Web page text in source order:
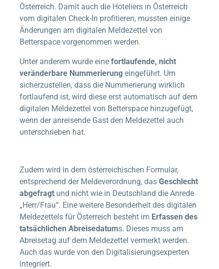
Österreich. Damit auch die Hoteliers in Österreich
vom digitalen Check-In profitieren, mussten einige
Änderungen am digitalen Meldezettel von
Betterspace vorgenommen werden.
Unter anderem wurde eine fortlaufende, nicht
veränderbare Nummerierung eingeführt. Um
sicherzustellen, dass die Nummerierung wirklich
fortlaufend ist, wird diese erst automatisch auf dem
digitalen Meldezettel von Betterspace hinzugefügt,
wenn der anreisende Gast den Meldezettel auch
unterschrieben hat.
Zudem wird in dem österreichischen Formular,
entsprechend der Meldeverordnung, das Geschlecht
abgefragt und nicht wie in Deutschland die Anrede
„Herr/Frau“. Eine weitere Besonderheit des digitalen
Meldezettels für Österreich besteht im Erfassen des
tatsächlichen Abreisedatums. Dieses muss am
Abreisetag auf dem Meldezettel vermerkt werden.
Auch das wurde von den Digitalisierungsexperten
integriert.